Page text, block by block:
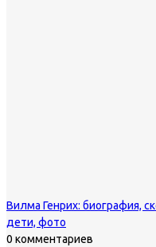
Вилма Генрих: биография,
дети, фото
0 комментариев